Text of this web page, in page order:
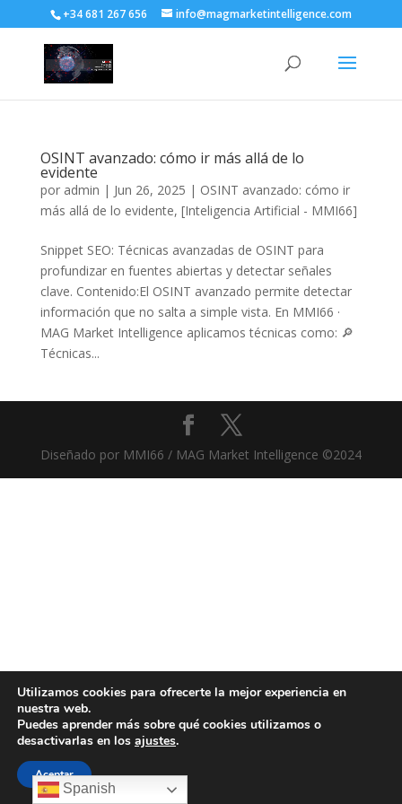
+34 681 267 656 info@magmarketintelligence.com
OSINT avanzado: cómo ir más allá de lo
evidente
por admin | Jun 26, 2025 | OSINT avanzado: cómo ir
más allá de lo evidente, [Inteligencia Artificial - MMI66]
Snippet SEO: Técnicas avanzadas de OSINT para
profundizar en fuentes abiertas y detectar señales
clave. Contenido:El OSINT avanzado permite detectar
información que no salta a simple vista. En MMI66 ·
MAG Market Intelligence aplicamos técnicas como: 🔎
Técnicas...
Diseñado por MMI66 / MAG Market Intelligence ©2024
Spanish
Utilizamos cookies para ofrecerte la mejor experiencia en
nuestra web.
Puedes aprender más sobre qué cookies utilizamos o
desactivarlas en los ajustes.
Aceptar